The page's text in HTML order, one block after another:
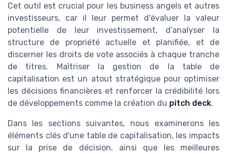
Cet outil est crucial pour les business angels et autres
investisseurs, car il leur permet d'évaluer la valeur
potentielle de leur investissement, d’analyser la
structure de propriété actuelle et planifiée, et de
discerner les droits de vote associés à chaque tranche
de titres. Maîtriser la gestion de la table de
capitalisation est un atout stratégique pour optimiser
les décisions financières et renforcer la crédibilité lors
de développements comme la création du pitch deck.
Dans les sections suivantes, nous examinerons les
éléments clés d'une table de capitalisation, les impacts
sur la prise de décision, ainsi que les meilleures